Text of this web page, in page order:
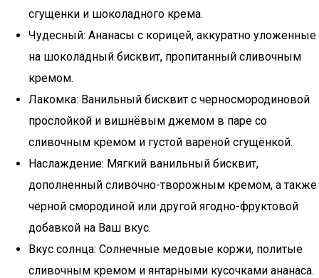
сгущенки и шоколадного крема.
Чудесный: Ананасы с корицей, аккуратно уложенные
на шоколадный бисквит, пропитанный сливочным
кремом.
Лакомка: Ванильный бисквит с черносмородиновой
прослойкой и вишнёвым джемом в паре со
сливочным кремом и густой варёной сгущёнкой.
Наслаждение: Мягкий ванильный бисквит,
дополненный сливочно-творожным кремом, а также
чёрной смородиной или другой ягодно-фруктовой
добавкой на Ваш вкус.
Вкус солнца: Солнечные медовые коржи, политые
сливочным кремом и янтарными кусочками ананаса.